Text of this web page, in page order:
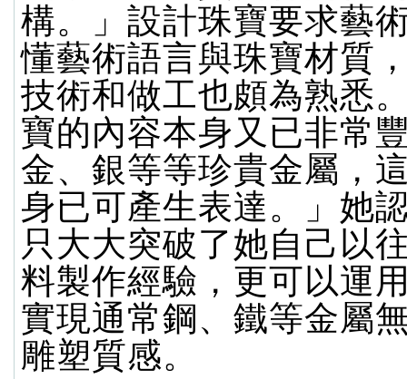
構。」設計珠寶要求藝
懂藝術語言與珠寶材質
技術和做工也頗為熟悉
寶的內容本身又已非常
金、銀等等珍貴金屬，
身已可產生表達。」她
只大大突破了她自己以
料製作經驗，更可以運
實現通常鋼、鐵等金屬
雕塑質感。